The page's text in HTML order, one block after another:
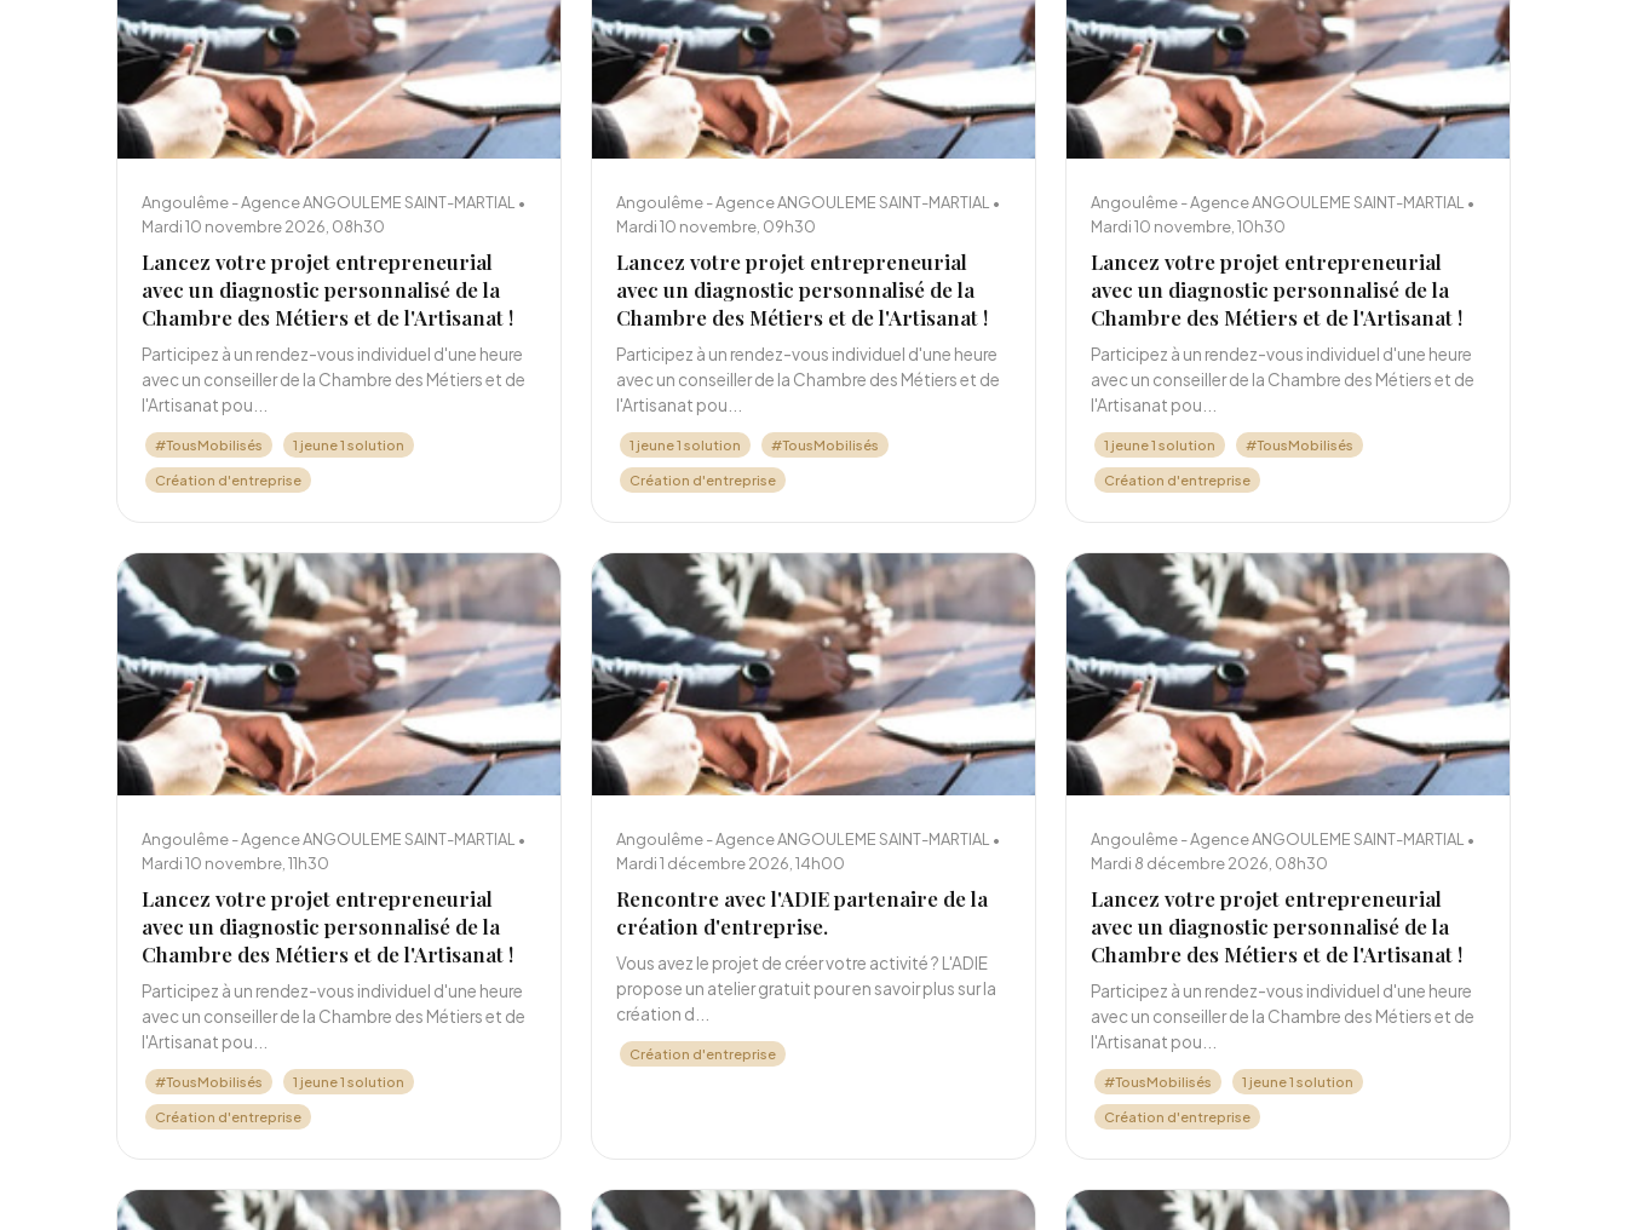
Angoulême - Agence ANGOULEME SAINT-MARTIAL •
Mardi 10 novembre 2026, 08h30
Lancez votre projet entrepreneurial
avec un diagnostic personnalisé de la
Chambre des Métiers et de l'Artisanat !
Participez à un rendez-vous individuel d'une heure
avec un conseiller de la Chambre des Métiers et de
l'Artisanat pou...
#TousMobilisés 1 jeune 1 solution
Création d'entreprise
Angoulême - Agence ANGOULEME SAINT-MARTIAL •
Mardi 10 novembre, 09h30
Lancez votre projet entrepreneurial
avec un diagnostic personnalisé de la
Chambre des Métiers et de l'Artisanat !
Participez à un rendez-vous individuel d'une heure
avec un conseiller de la Chambre des Métiers et de
l'Artisanat pou...
1 jeune 1 solution #TousMobilisés
Création d'entreprise
Angoulême - Agence ANGOULEME SAINT-MARTIAL •
Mardi 10 novembre, 10h30
Lancez votre projet entrepreneurial
avec un diagnostic personnalisé de la
Chambre des Métiers et de l'Artisanat !
Participez à un rendez-vous individuel d'une heure
avec un conseiller de la Chambre des Métiers et de
l'Artisanat pou...
1 jeune 1 solution #TousMobilisés
Création d'entreprise
Angoulême - Agence ANGOULEME SAINT-MARTIAL •
Mardi 10 novembre, 11h30
Lancez votre projet entrepreneurial
avec un diagnostic personnalisé de la
Chambre des Métiers et de l'Artisanat !
Participez à un rendez-vous individuel d'une heure
avec un conseiller de la Chambre des Métiers et de
l'Artisanat pou...
#TousMobilisés 1 jeune 1 solution
Création d'entreprise
Angoulême - Agence ANGOULEME SAINT-MARTIAL •
Mardi 1 décembre 2026, 14h00
Rencontre avec l'ADIE partenaire de la
création d'entreprise.
Vous avez le projet de créer votre activité ? L'ADIE
propose un atelier gratuit pour en savoir plus sur la
création d...
Création d'entreprise
Angoulême - Agence ANGOULEME SAINT-MARTIAL •
Mardi 8 décembre 2026, 08h30
Lancez votre projet entrepreneurial
avec un diagnostic personnalisé de la
Chambre des Métiers et de l'Artisanat !
Participez à un rendez-vous individuel d'une heure
avec un conseiller de la Chambre des Métiers et de
l'Artisanat pou...
#TousMobilisés 1 jeune 1 solution
Création d'entreprise